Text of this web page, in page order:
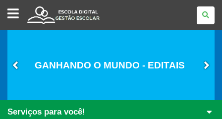
GESTÃO
ESCOLAR
GANHANDO O MUNDO - EDITAIS
Serviços para você!